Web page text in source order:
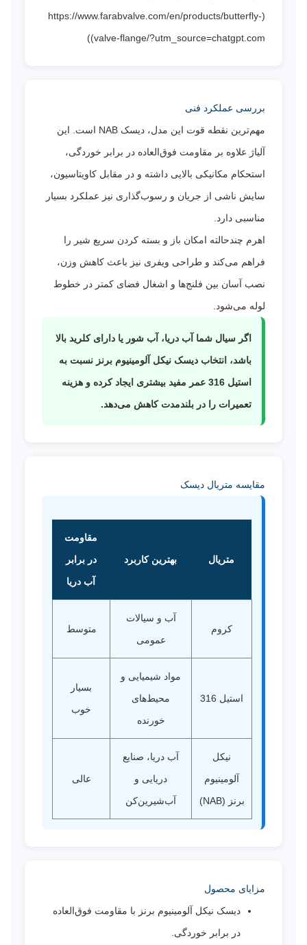
(https://www.farabvalve.com/en/products/butterfly-
valve-flange/?utm_source=chatgpt.com))
بررسی عملکرد فنی
مهم‌ترین نقطه قوت این مدل، دیسک NAB است. این
آلیاژ علاوه بر مقاومت فوق‌العاده در برابر خوردگی،
استحکام مکانیکی بالایی داشته و در مقابل کاویتاسیون،
سایش ناشی از جریان و رسوب‌گذاری نیز عملکرد بسیار
مناسبی دارد.
اهرم چندحالته امکان باز و بسته کردن سریع شیر را
فراهم می‌کند و طراحی ویفری نیز باعث کاهش وزن،
نصب آسان بین فلنج‌ها و اشغال فضای کمتر در خطوط
لوله می‌شود.
اگر سیال شما آب دریا، آب شور یا دارای کلرید بالا
باشد، انتخاب دیسک نیکل آلومینیوم برنز نسبت به
استیل 316 عمر مفید بیشتری ایجاد کرده و هزینه
تعمیرات را در بلندمدت کاهش می‌دهد.
مقایسه متریال دیسک
متریال بهترین کاربرد
مقاومت
در برابر
آب دریا
کروم
آب و سیالات
عمومی
متوسط
استیل 316
مواد شیمیایی و
محیط‌های
خورنده
بسیار
خوب
نیکل
آلومینیوم
برنز (NAB)
آب دریا، صنایع
دریایی و
آب‌شیرین‌کن
عالی
مزایای محصول
دیسک نیکل آلومینیوم برنز با مقاومت فوق‌العاده
در برابر خوردگی.